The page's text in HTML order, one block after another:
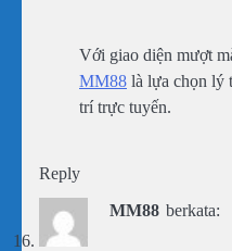
Với giao diện mượt
MM88 là lựa chọn lý
trí trực tuyến.
Reply
MM88 berkata: